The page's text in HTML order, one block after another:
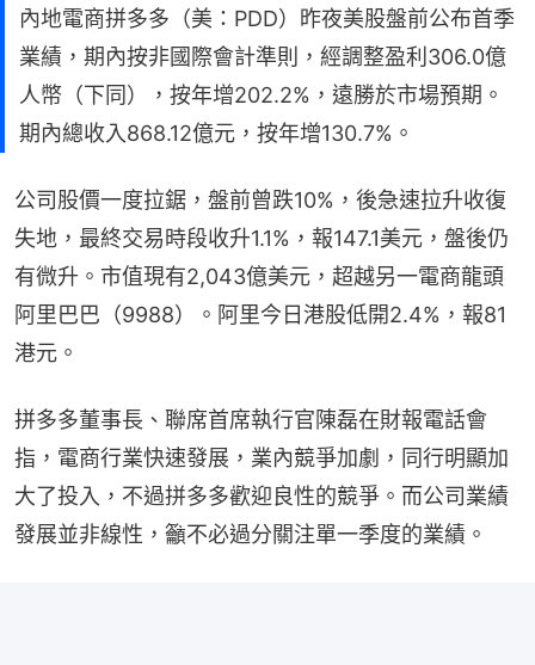
內地電商拼多多（美：PDD）昨夜美股盤前公布首季
業績，期內按非國際會計準則，經調整盈利306.0億
人幣（下同），按年增202.2%，遠勝於市場預期。
期內總收入868.12億元，按年增130.7%。
公司股價一度拉鋸，盤前曾跌10%，後急速拉升收復
失地，最終交易時段收升1.1%，報147.1美元，盤後仍
有微升。市值現有2,043億美元，超越另一電商龍頭
阿里巴巴（9988）。阿里今日港股低開2.4%，報81
港元。
拼多多董事長、聯席首席執行官陳磊在財報電話會
指，電商行業快速發展，業內競爭加劇，同行明顯加
大了投入，不過拼多多歡迎良性的競爭。而公司業績
發展並非線性，籲不必過分關注單一季度的業績。